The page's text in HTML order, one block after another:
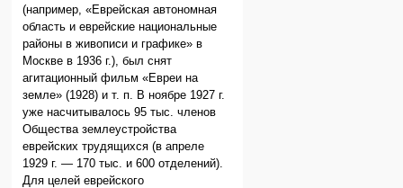
(например, «Еврейская автономная
область и еврейские национальные
районы в живописи и графике» в
Москве в 1936 г.), был снят
агитационный фильм «Евреи на
земле» (1928) и т. п. В ноябре 1927 г.
уже насчитывалось 95 тыс. членов
Общества землеустройства
еврейских трудящихся (в апреле
1929 г. — 170 тыс. и 600 отделений).
Для целей еврейского